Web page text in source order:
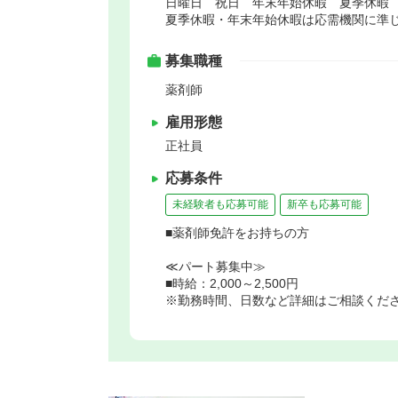
夏季休暇・年末年始休暇は応需機関に準
募集職種
薬剤師
雇用形態
正社員
応募条件
未経験者も応募可能 新卒も応募可能
■薬剤師免許をお持ちの方
≪パート募集中≫
■時給：2,000～2,500円
※勤務時間、日数など詳細はご相談くださ